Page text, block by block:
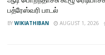
பத்ரேஸ்வரி பாடல்
BY WIKIATHIBAN AUGUST 1, 2026